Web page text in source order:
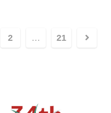
2 … 21